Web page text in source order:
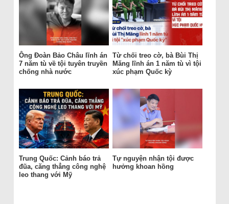
Ông Đoàn Bảo Châu lĩnh án
7 năm tù về tội tuyên truyền
chống nhà nước
Từ chối treo cờ, bà Bùi Thị
Măng lĩnh án 1 năm tù vì tội
xúc phạm Quốc kỳ
Trung Quốc: Cảnh báo trả
đũa, căng thẳng công nghệ
leo thang với Mỹ
Tự nguyện nhận tội được
hưởng khoan hồng